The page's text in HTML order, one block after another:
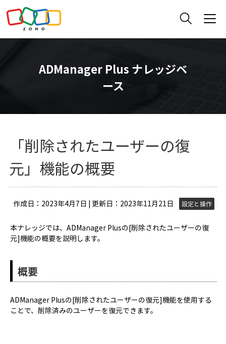
ADManager Plus ナレッジベ
ース
「削除されたユーザーの復
元」機能の概要
作成日：2023年4月7日 | 更新日：2023年11月21日 設定と操作
本ナレッジでは、ADManager Plusの[削除されたユーザーの復
元]機能の概要を説明します。
概要
ADManager Plusの[削除されたユーザーの復元]機能を使用する
ことで、削除済みのユーザーを復元できます。